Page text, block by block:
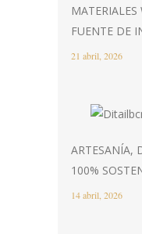
FUENTE DE
21 abril, 2026
ARTESANÍA,
100%
14 abril, 2026